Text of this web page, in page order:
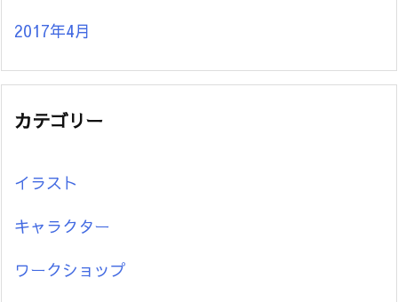
2017年4月
カテゴリー
イラスト
キャラクター
ワークショップ